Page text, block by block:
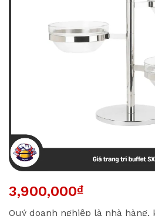
3,900,000₫
Quý doanh nghiệp là nhà